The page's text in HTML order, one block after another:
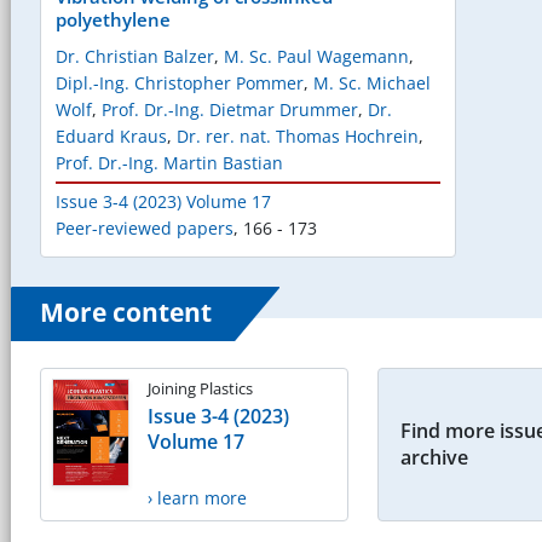
polyethylene
Dr. Christian Balzer, M. Sc. Paul Wagemann,
Dipl.-Ing. Christopher Pommer, M. Sc. Michael
Wolf, Prof. Dr.-Ing. Dietmar Drummer, Dr.
Eduard Kraus, Dr. rer. nat. Thomas Hochrein,
Prof. Dr.-Ing. Martin Bastian
Issue 3-4 (2023) Volume 17
Peer-reviewed papers, 166 - 173
More content
Joining Plastics
Issue 3-4 (2023)
Volume 17
› learn more
Find more
archive